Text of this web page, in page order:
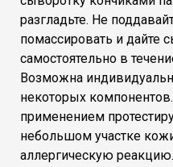
разгладьте. Не
помассировать и дайте
самостоятельно в
Возможна
некоторых
применением
небольшом участке
аллергическую реакцию.